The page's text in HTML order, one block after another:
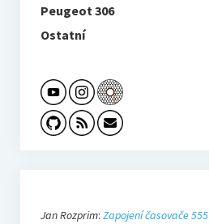
Peugeot 306
Ostatní
Jan Rozprim: Zapojení časovače 555